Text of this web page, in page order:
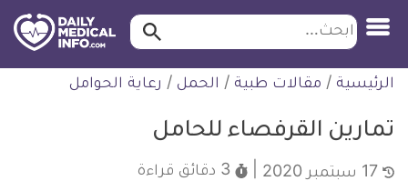
التخطي
للمحتوى
طبية
ابحث ابحث…
الرئيسية / مقالات طبية / الحمل / رعاية الحوامل
تمارين القرفصاء للحامل
3 دقائق قراءة